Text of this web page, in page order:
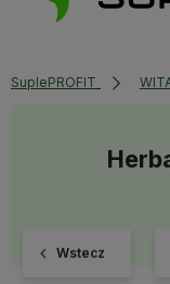
SuplePROFIT
Wstecz